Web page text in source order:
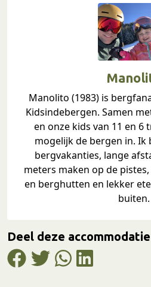
Manolito (1983) is
Kidsindebergen. Samen
en onze kids van 11 en 6
mogelijk de bergen in. Ik
bergvakanties, lange
meters maken op de
en berghutten en lekker
buiten.
Deel deze